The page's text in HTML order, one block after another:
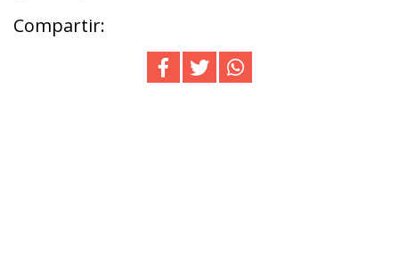
Compartir: